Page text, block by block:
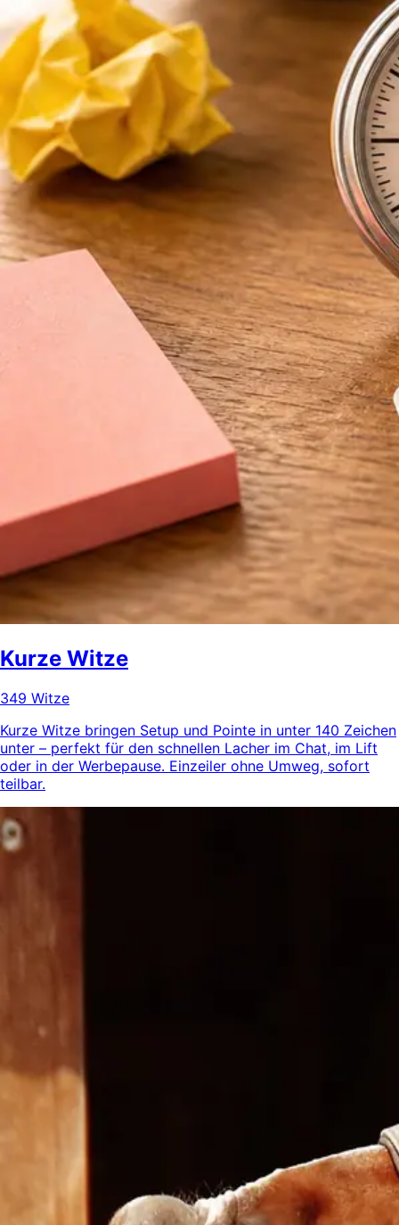
Kurze Witze
349 Witze
Kurze Witze bringen Setup und Pointe in unter 140 Zeichen
unter – perfekt für den schnellen Lacher im Chat, im Lift
oder in der Werbepause. Einzeiler ohne Umweg, sofort
teilbar.